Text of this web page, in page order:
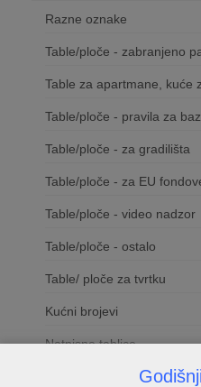
Razne oznake
Table/ploče - zabranjeno
Table za apartmane, kuće
Table/ploče - pravila za
Table/ploče - za gradilišta
Table/ploče - za EU
Table/ploče - video nadzor
Table/ploče - ostalo
Table/ ploče za tvrtku
Kućni brojevi
Natpisne tablice
Natpisne tablice i oznake